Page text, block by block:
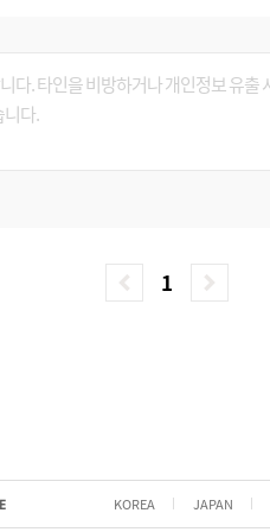
1
KOREA JAPAN